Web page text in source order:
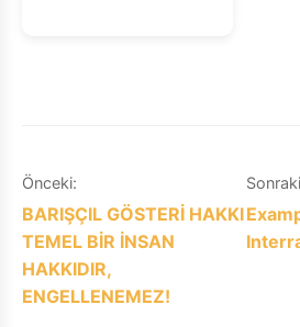
Yazı
gezinmesi
Önceki:
BARIŞÇIL GÖSTERİ HAKKI
TEMEL BİR İNSAN
HAKKIDIR,
ENGELLENEMEZ!